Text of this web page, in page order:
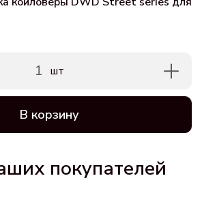
1 шт
В корзину
покупателей